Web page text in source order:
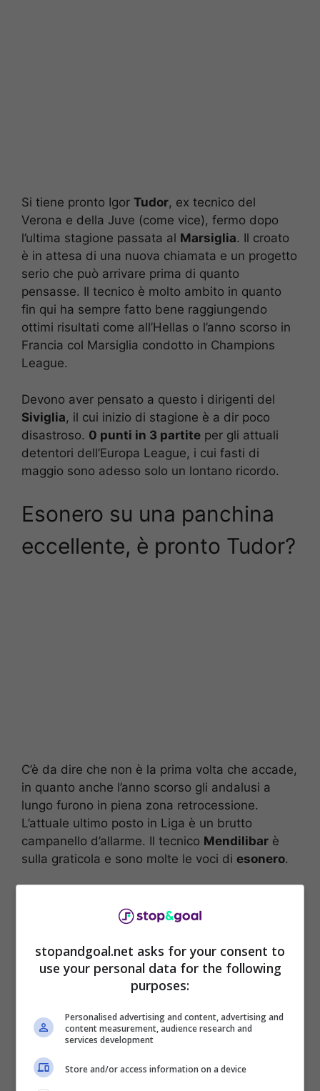
Si tiene pronto Igor Tudor, ex tecnico del
Verona e della Juve (come vice), fermo dopo
l’ultima stagione passata al Marsiglia. Il croato
è in attesa di una nuova chiamata e un progetto
serio che può arrivare prima di quanto
pensasse. Il tecnico è molto ambito in quanto
fin qui ha sempre fatto bene raggiungendo
ottimi risultati come all’Hellas o l’anno scorso in
Francia col Marsiglia condotto in Champions
League.
Devono aver pensato a questo i dirigenti del
Siviglia, il cui inizio di stagione è a dir poco
disastroso. 0 punti in 3 partite per gli attuali
detentori dell’Europa League, i cui fasti di
maggio sono adesso solo un lontano ricordo.
Esonero su una panchina
eccellente, è pronto Tudor?
C’è da dire che non è la prima volta che accade,
in quanto anche l’anno scorso gli andalusi a
lungo furono in piena zona retrocessione.
L’attuale ultimo posto in Liga è un brutto
campanello d’allarme. Il tecnico Mendilibar è
sulla graticola e sono molte le voci di esonero.
la prossima gara sarà quella decisiva per il suo
l’avversario sarà l’Atletico MadriddiSimeone
Dunque un possibile nuovo passo falso non è
da considerarsi impossibile. In caso di nuovo
stopandgoal.net asks for your consent to
use your personal data for the following
purposes:
Personalised advertising and content, advertising and
content measurement, audience research and
services development
Store and/or access information on a device